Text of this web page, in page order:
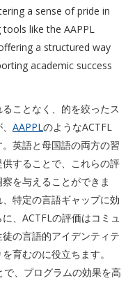
a sense of pride in
like the AAPPL
a structured way
academic success
ことなく、的を絞ったス
AAPPLのようなACTFL
英語と母国語の両方の習
することで、これらの評
を与えることができま
特定の言語ギャップに効
、ACTFLの評価はコミュ
の言語的アイデンティテ
育むのに役立ちます。
、プログラムの効果を高